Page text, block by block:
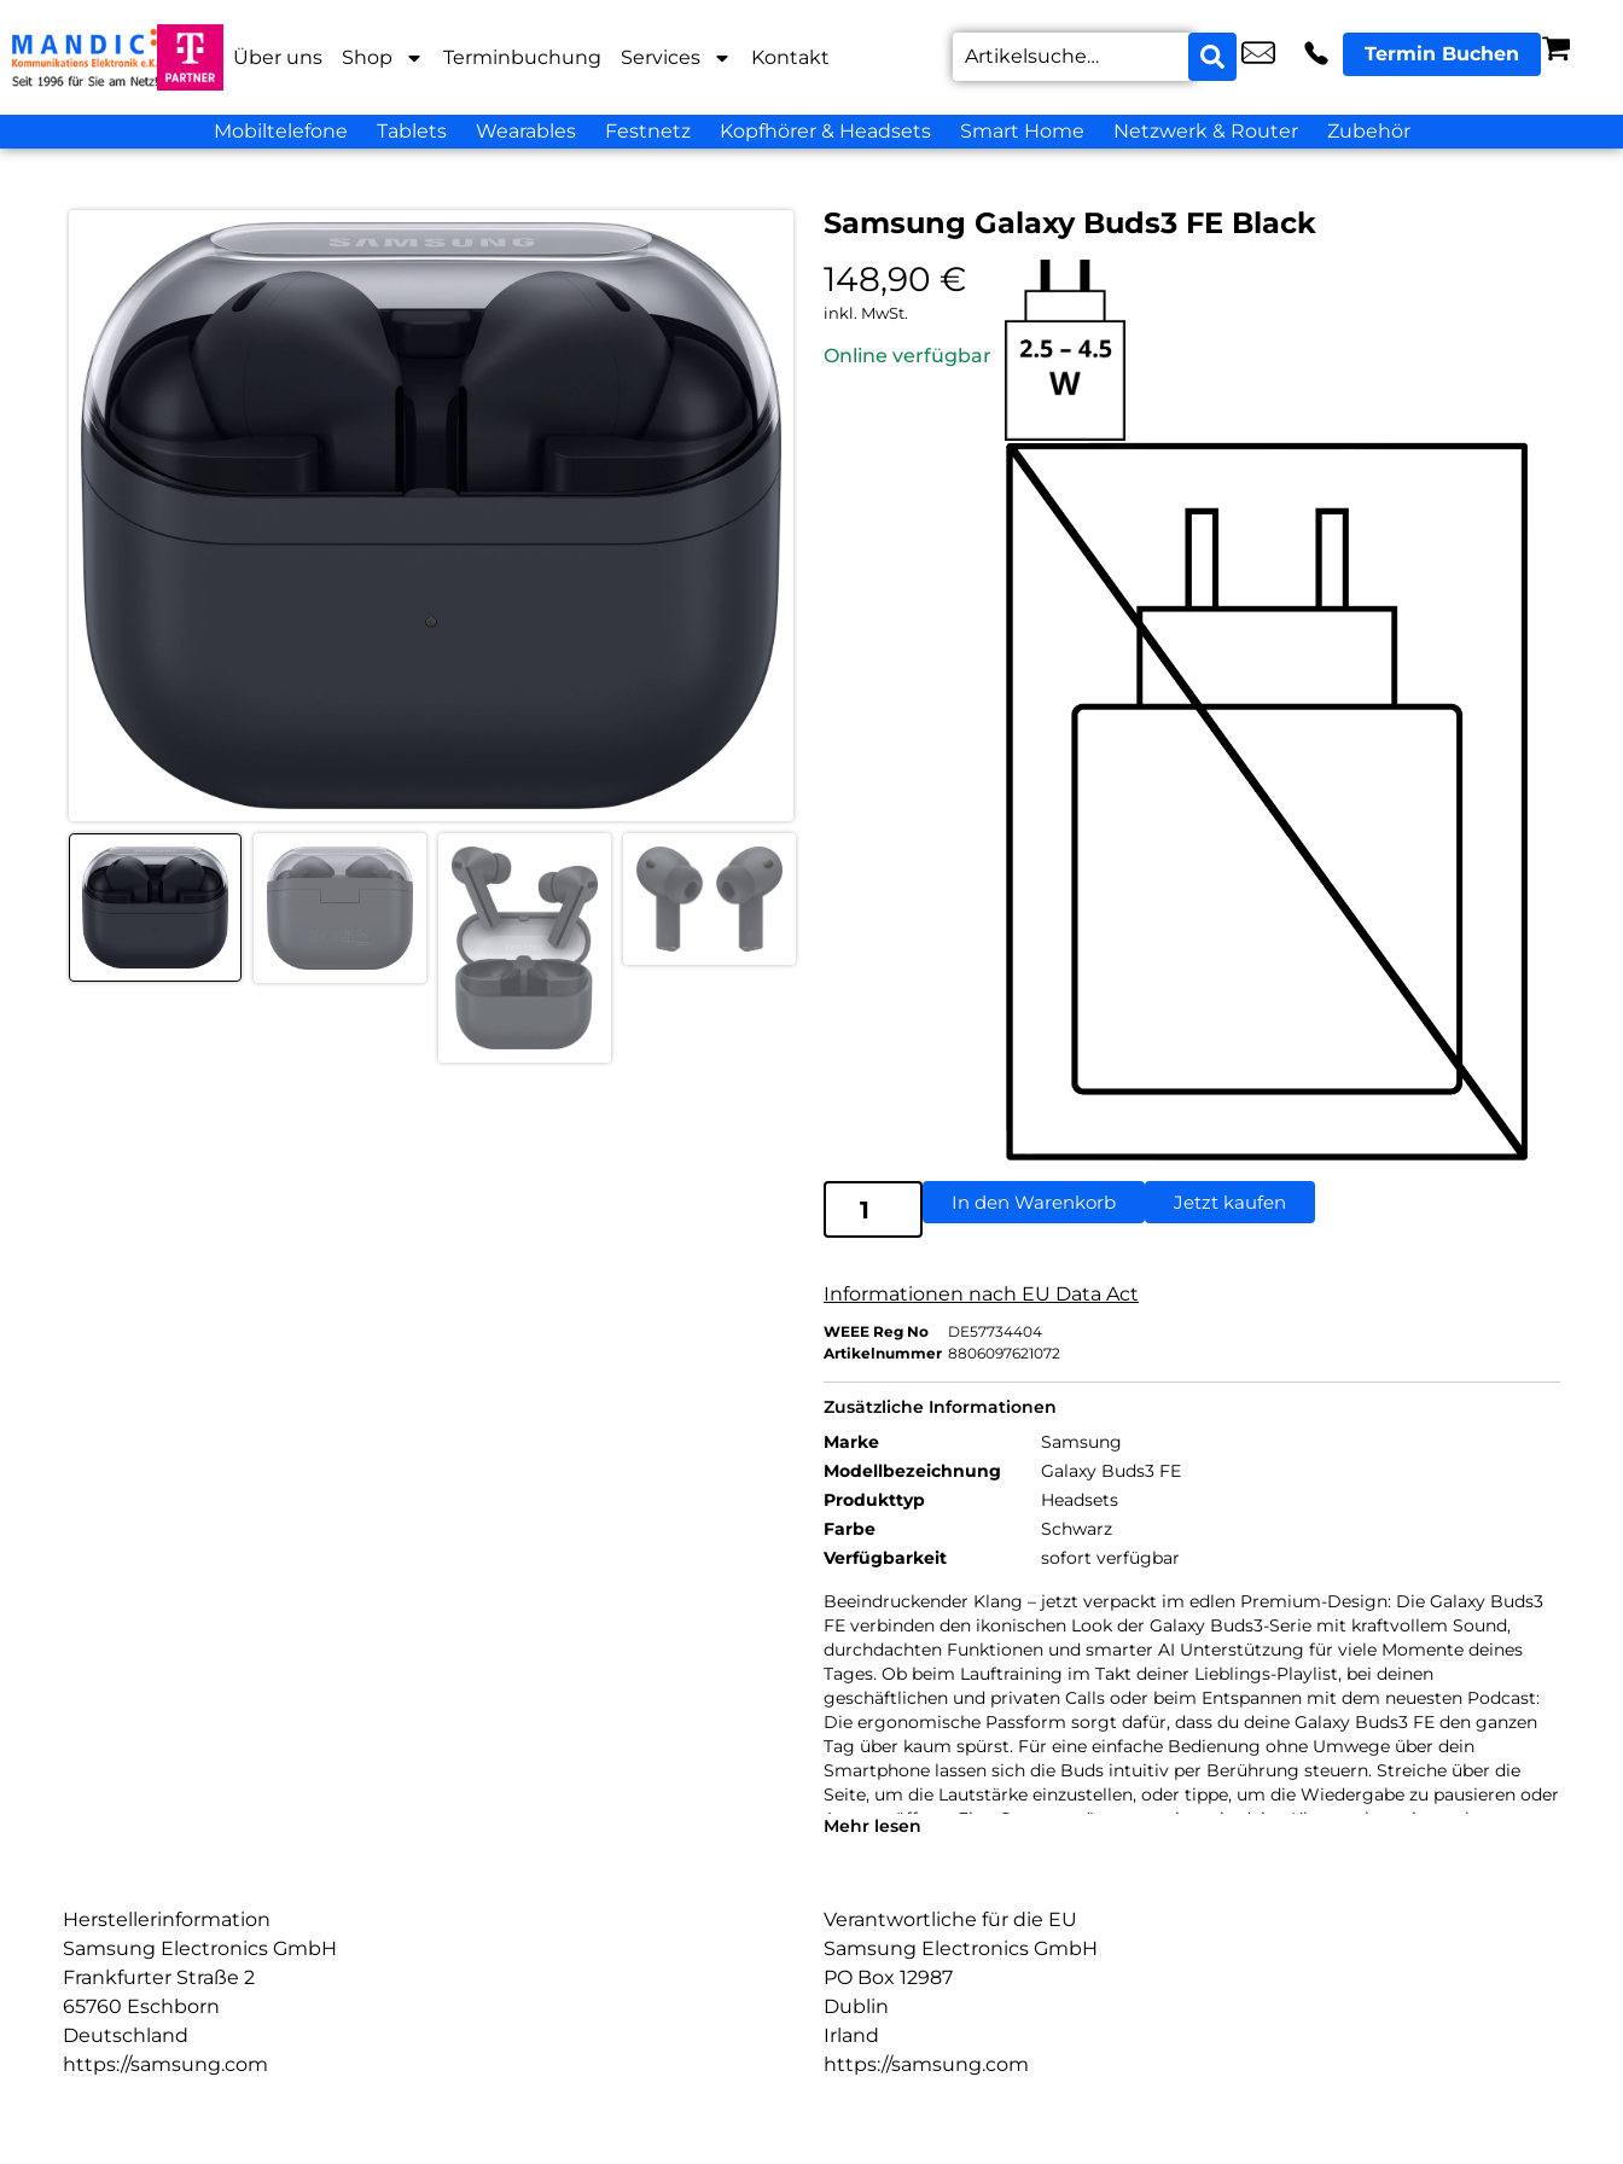
Über uns Shop Terminbuchung Services Kontakt Termin Buchen
Mobiltelefone Tablets Wearables Festnetz Kopfhörer & Headsets Smart Home Netzwerk & Router Zubehör
Samsung Galaxy Buds3 FE Black
148,90 €
inkl. MwSt.
Online verfügbar
In den Warenkorb Jetzt kaufen
Informationen nach EU Data Act
WEEE Reg No
DE57734404
Artikelnummer 8806097621072
Zusätzliche Informationen
Marke
Samsung
Modellbezeichnung
Galaxy Buds3 FE
Produkttyp
Headsets
Farbe
Schwarz
Verfügbarkeit
sofort verfügbar
Beeindruckender Klang – jetzt verpackt im edlen Premium-Design: Die Galaxy Buds3
FE verbinden den ikonischen Look der Galaxy Buds3-Serie mit kraftvollem Sound,
durchdachten Funktionen und smarter AI Unterstützung für viele Momente deines
Tages. Ob beim Lauftraining im Takt deiner Lieblings-Playlist, bei deinen
geschäftlichen und privaten Calls oder beim Entspannen mit dem neuesten Podcast:
Die ergonomische Passform sorgt dafür, dass du deine Galaxy Buds3 FE den ganzen
Tag über kaum spürst. Für eine einfache Bedienung ohne Umwege über dein
Smartphone lassen sich die Buds intuitiv per Berührung steuern. Streiche über die
Seite, um die Lautstärke einzustellen, oder tippe, um die Wiedergabe zu pausieren oder
Apps zu öffnen. Eine Geste genügt, um mitten in deine Klangwelten eintauchen zu
von AI unterstützen: Mit einem Sprachbefehl aktivierst du Google Gemini Liveüber
deine Galaxy Buds3 FE – und erhältst per Chat Unterstützung bei deinen Fragen oder
Aktivitäten. So gehen dir viele Dinge einfach von der Hand, ohne dass du dein
Smartphone aus der Tasche nehmen musst. Auch Sprachbarrieren können dich nicht
länger ausbremsen. Aktiviere einfach die Dolmetscher-Funktion auf deinem Galaxy
Smartphone und lass deine Galaxy Bud3 FE für dich dolmetschen, ohne dass du
ständig auf dein Display schauen musst. Und das, solange es nötig ist: Der
Mehr lesen
Herstellerinformation
Samsung Electronics GmbH
Frankfurter Straße 2
65760 Eschborn
Deutschland
https://samsung.com
Verantwortliche für die EU
Samsung Electronics GmbH
PO Box 12987
Dublin
Irland
https://samsung.com